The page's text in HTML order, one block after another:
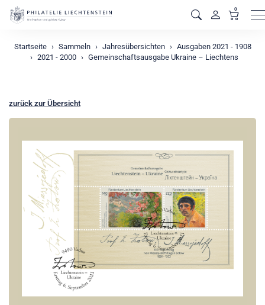
0
Startseite Sammeln Jahresübersichten
Ausgaben 2021 - 1908
2021 - 2000
Gemeinschaftsausgabe Ukraine – Liechtens
zurück zur Übersicht